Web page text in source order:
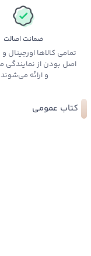
ضمانت اصالت
تمامی کالاها اورجینال
اصل بودن از نمایندگی
و ارائه
کتاب عمومی